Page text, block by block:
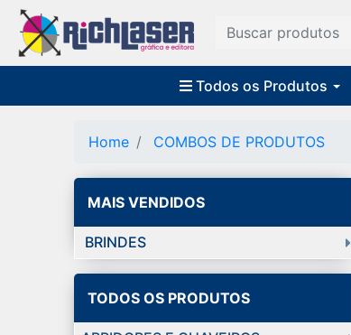
Todos os Produtos
Home COMBOS DE PRODUTOS
MAIS VENDIDOS
BRINDES
TODOS OS PRODUTOS